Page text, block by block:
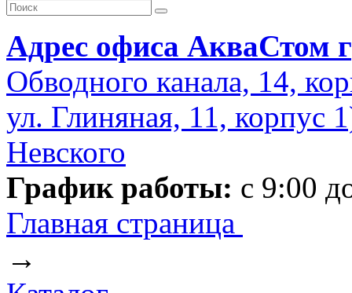
Адрес офиса АкваСтом
Обводного канала, 14,
ул. Глиняная, 11, корпус
Невского
График работы: с 9:00
Главная страница
→